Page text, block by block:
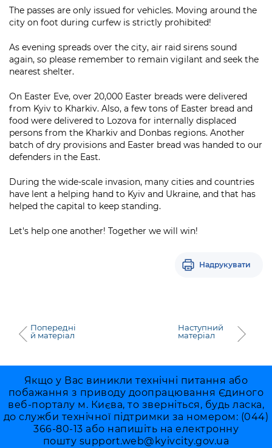
The passes are only issued for vehicles. Moving around the
city on foot during curfew is strictly prohibited!
As evening spreads over the city, air raid sirens sound
again, so please remember to remain vigilant and seek the
nearest shelter.
On Easter Eve, over 20,000 Easter breads were delivered
from Kyiv to Kharkiv. Also, a few tons of Easter bread and
food were delivered to Lozova for internally displaced
persons from the Kharkiv and Donbas regions. Another
batch of dry provisions and Easter bread was handed to our
defenders in the East.
During the wide-scale invasion, many cities and countries
have lent a helping hand to Kyiv and Ukraine, and that has
helped the capital to keep standing.
Let's help one another! Together we will win!
Надрукувати
Попередні
й матеріал
Наступний
матеріал
Якщо у Вас виникли технічні питання або
побажання з приводу доопрацювання Єдиного
веб-порталу м. Києва, то зверніться, будь ласка,
до служби технічної підтримки за номером: (044)
366-80-13 або напишіть на електронну
пошту support.web@kyivcity.gov.ua